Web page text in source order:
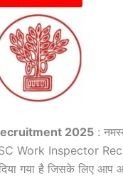
2025 :
Work Inspector
गया है जिसके लिए